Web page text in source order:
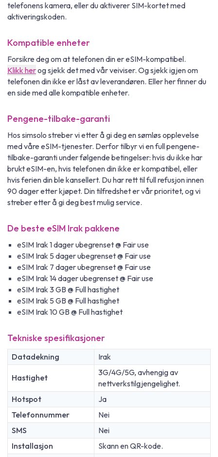
telefonens kamera, eller du aktiverer SIM-kortet med
aktiveringskoden.
Kompatible enheter
Forsikre deg om at telefonen din er eSIM-kompatibel.
Klikk herog sjekk det med vår veiviser. Og sjekk igjen om
telefonen din ikke er låst av leverandøren. Eller her finner du
en side med alle kompatible enheter.
Pengene-tilbake-garanti
Hos simsolo streber vi etter å gi deg en sømløs opplevelse
med våre eSIM-tjenester. Derfor tilbyr vi en full pengene-
tilbake-garanti under følgende betingelser: hvis du ikke har
brukt eSIM-en, hvis telefonen din ikke er kompatibel, eller
hvis ferien din ble kansellert. Du har rett til full refusjon innen
90 dager etter kjøpet. Din tilfredshet er vår prioritet, og vi
streber etter å gi deg best mulig service.
De beste eSIM Irak pakkene
eSIM Irak 1 dager ubegrenset @ Fair use
eSIM Irak 5 dager ubegrenset @ Fair use
eSIM Irak 7 dager ubegrenset @ Fair use
eSIM Irak 14 dager ubegrenset @ Fair use
eSIM Irak 3 GB @ Full hastighet
eSIM Irak 5 GB @ Full hastighet
eSIM Irak 10 GB @ Full hastighet
Tekniske spesifikasjoner
Datadekning Irak
Hastighet
3G/4G/5G, avhengig av
nettverkstilgjengelighet.
Hotspot
Ja
Telefonnummer
Nei
SMS
Nei
Installasjon
Skann en QR-kode.